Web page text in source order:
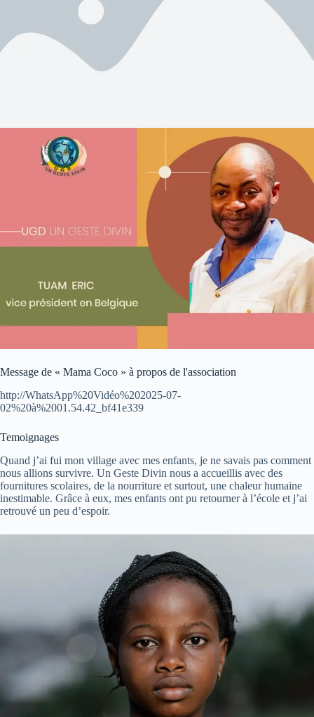
Message de « Mama Coco » à propos de l'association
http://WhatsApp%20Vidéo%202025-07-
02%20à%2001.54.42_bf41e339
Temoignages
Quand j’ai fui mon village avec mes enfants, je ne savais pas comment
nous allions survivre. Un Geste Divin nous a accueillis avec des
fournitures scolaires, de la nourriture et surtout, une chaleur humaine
inestimable. Grâce à eux, mes enfants ont pu retourner à l’école et j’ai
retrouvé un peu d’espoir.